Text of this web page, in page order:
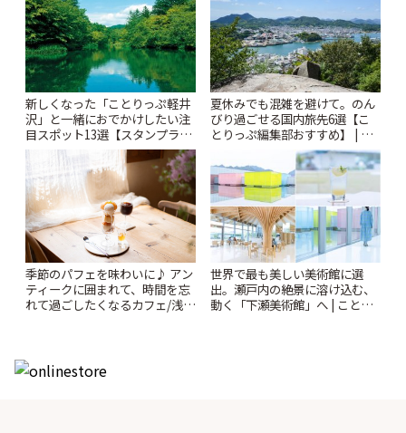
新しくなった「ことりっぷ軽井
沢」と一緒におでかけしたい注
目スポット13選【スタンプラリ
ー開催中】 | ことりっぷ
夏休みでも混雑を避けて。のん
びり過ごせる国内旅先6選【こ
とりっぷ編集部おすすめ】 | こ
季節のパフェを味わいに♪ アン
ティークに囲まれて、時間を忘
れて過ごしたくなるカフェ/浅草
世界で最も美しい美術館に選
出。瀬戸内の絶景に溶け込む、
動く「下瀬美術館」へ | ことり